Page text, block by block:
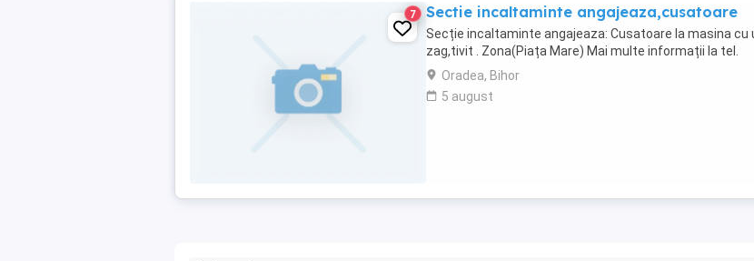
7 Sectie incaltaminte angajeaza,cusatoare
Secție incaltaminte angajeaza: Cusatoare la masina cu
zag,tivit . Zona(Piața Mare) Mai multe informații la tel.
Oradea, Bihor
5 august